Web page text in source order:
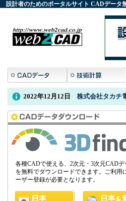
設計者のためのポータルサイト CADデータ
2022年12月12日 株式会社タカチ
各種CADで使える、2次元・3次元CADデ
を無料でダウンロードできます。ご利用
ーザー登録が必要となります。